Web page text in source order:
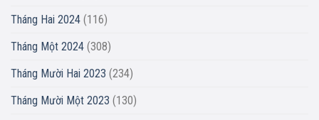
Tháng Hai 2024 (116)
Tháng Một 2024 (308)
Tháng Mười Hai 2023 (234)
Tháng Mười Một 2023 (130)